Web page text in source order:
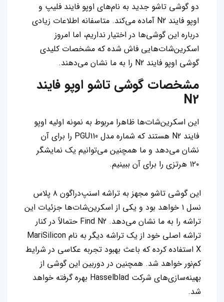
دو گوشی تاشو‌ جدید به نام‌های اوپو فایند فلیپ و
اوپو فایند N2 آماده می‌کند. متاسفانه اطلاعات زیادی
درباره این گوشی‌‌ها در اختیار نداریم، اما امروز
اسکرین‌شات‌هایی فاش شده که مشخصات کلیدی
گوشی اوپو فایند N2 را به ما نشان می‌دهند.
مشخصات گوشی تاشو اوپو فایند
N2
این اسکرین‌شات‌ها ظاهرا مربوط به نمونه اولیه اوپو
فایند N2 هستند که شماره مدل PGU110 را برای آن
نشان می‌دهد و ما همچنین می‌توانیم یک نمایشگر
۱۲۰ هرتزی را برای آن ببینیم.
این گوشی تاشو مجهز به تراشه اسنپ‌دراگون ۸ پلاس
نسل ۱ خواهد بود و یکی از اسکرین‌شات‌ها جزئیات این
تراشه را به ما نشان می‌دهد‌. Find N2 حتمالاً در کنار
تراشه اصلی خود از یک تراشه دیگر به نام MariSilicon
X استفاده کرده که‌ باعث بهبود تجربه عکاسی در شرایط
کم‌نور خواهد شد. همچنین در دوربین این گوشی از
بهینه‌سازی‌های شرکت Hasselblad بهره گرفته خواهد
شد.